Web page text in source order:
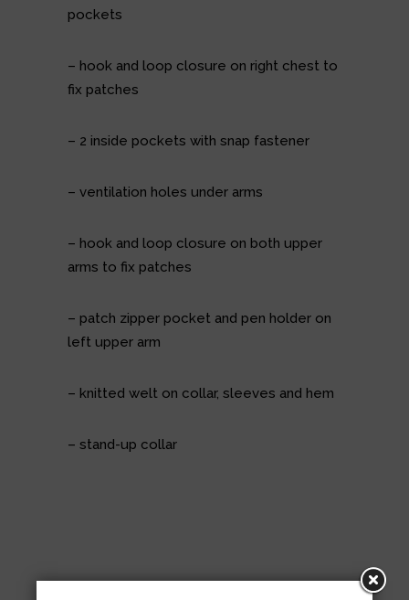
pockets
– hook and loop closure on right chest to
fix patches
– 2 inside pockets with snap fastener
– ventilation holes under arms
– hook and loop closure on both upper
arms to fix patches
– patch zipper pocket and pen holder on
left upper arm
– knitted welt on collar, sleeves and hem
– stand-up collar